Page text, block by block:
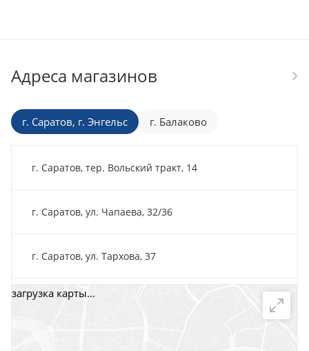
Адреса магазинов
г. Саратов, г. Энгельс г. Балаково
г. Саратов, тер. Вольский тракт, 14
г. Саратов, ул. Чапаева, 32/36
г. Саратов, ул. Тархова, 37
г. Саратов, пр-т. 50 лет Октября, 118Д, помещ. 15
загрузка карты...